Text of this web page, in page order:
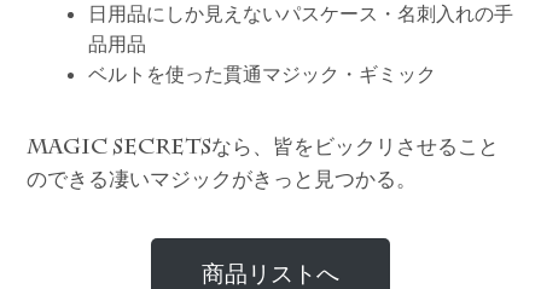
日用品にしか見えないパスケース・名刺入れの手
品用品
ベルトを使った貫通マジック・ギミック
MAGIC SECRETSなら、皆をビックリさせること
のできる凄いマジックがきっと見つかる。
商品リストへ